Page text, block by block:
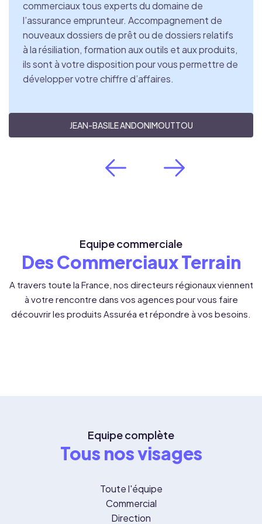
JEAN-BASILE ANDONIMOUTTOU
commerciaux tous experts du domaine de
l’assurance emprunteur. Accompagnement de
nouveaux dossiers de prêt ou de dossiers relatifs
à la résiliation, formation aux outils et aux produits,
ils sont à votre disposition pour vous permettre de
développer votre chiffre d’affaires.
LUCAS DAUMARK
commerciaux tous experts du domaine de
l’assurance emprunteur. Accompagnement de
nouveaux dossiers de prêt ou de dossiers relatifs
à la résiliation, formation aux outils et aux produits,
ils sont à votre disposition pour vous permettre de
développer votre chiffre d’affaires.
Equipe commerciale
Des Commerciaux Terrain
A travers toute la France, nos directeurs régionaux viennent
à votre rencontre dans vos agences pour vous faire
découvrir les produits Assuréa et répondre à vos besoins.
Equipe complète
Tous nos visages
Toute l'équipe
Commercial
Direction